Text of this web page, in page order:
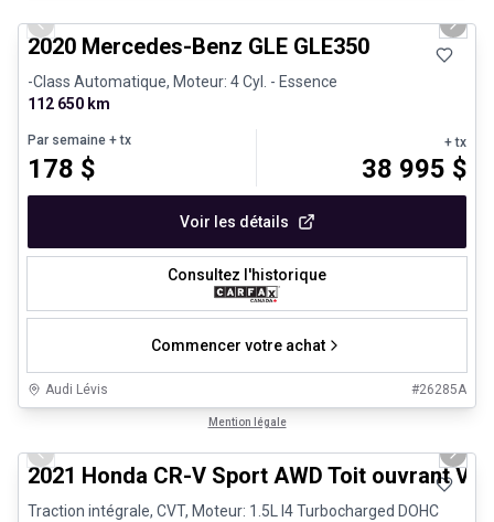
Previous slide Next
2020 Mercedes-Benz GLE GLE350
-Class Automatique, Moteur: 4 Cyl. - Essence
112 650 km
Par semaine + tx
178 $
+ tx
38 995 $
Voir les détails
Consultez l'historique
Commencer votre achat
Audi Lévis #26285A
Mention légale
Previous slide Next
2021 Honda CR-V Sport AWD Toit ouvrant
Traction intégrale, CVT, Moteur: 1.5L I4 Turbocharged DOHC